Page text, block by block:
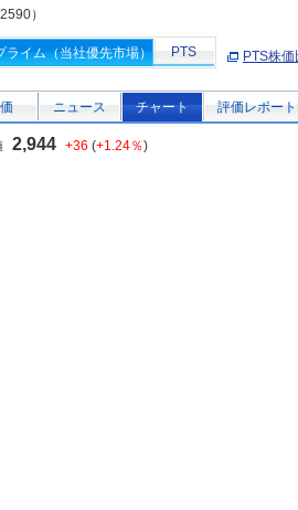
）
ライム（当社優先市場） PTS PTS株価
ニュース チャート 評価レポート
2,944 +36 (+1.24％)